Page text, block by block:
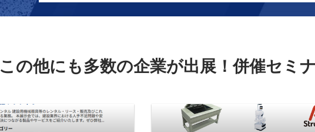
この他にも多数の企業が出展！併催セミ